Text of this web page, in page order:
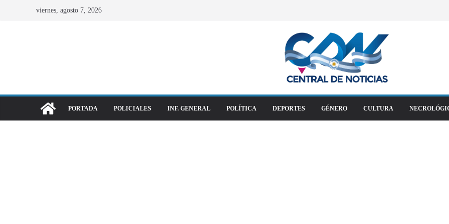
viernes, agosto 7, 2026
PORTADA POLICIALES INF. GENERAL POLÍTICA DEPORTES GÉNERO CULTURA